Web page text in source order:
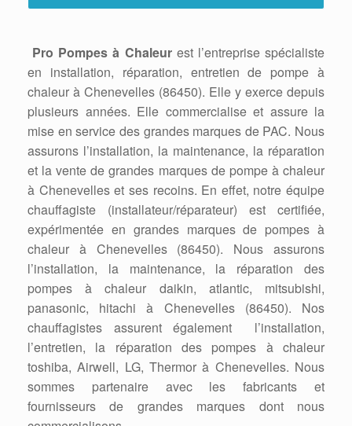
Pro Pompes à Chaleurest l’entreprise spécialiste
en installation, réparation, entretien de pompe à
chaleur à Chenevelles (86450). Elle y exerce depuis
plusieurs années. Elle commercialise et assure la
mise en service des grandes marques de PAC. Nous
assurons l’installation, la maintenance, la réparation
et la vente de grandes marques de pompe à chaleur
à Chenevelles et ses recoins. En effet, notre équipe
chauffagiste (installateur/réparateur) est certifiée,
expérimentée en grandes marques de pompes à
chaleur à Chenevelles (86450). Nous assurons
l’installation, la maintenance, la réparation des
pompes à chaleur daikin, atlantic, mitsubishi,
panasonic, hitachi à Chenevelles (86450). Nos
chauffagistes assurent également l’installation,
l’entretien, la réparation des pompes à chaleur
toshiba, Airwell, LG, Thermor à Chenevelles. Nous
sommes partenaire avec les fabricants et
fournisseurs de grandes marques dont nous